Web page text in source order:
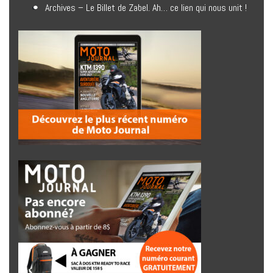
Archives – Le Billet de Zabel. Ah… ce lien qui nous unit !